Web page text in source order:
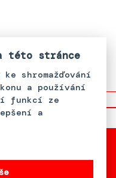
této stránce
shromažďování
a používání
funkcí ze
a